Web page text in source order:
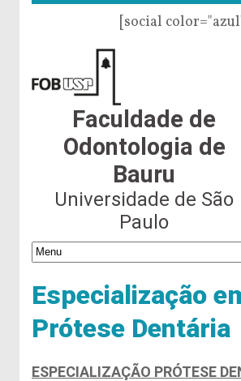
[social
Faculdade de
Odontologia de
Bauru
Universidade de São
Paulo
Especialização
Prótese Dentária
ESPECIALIZAÇÃO PRÓTESE